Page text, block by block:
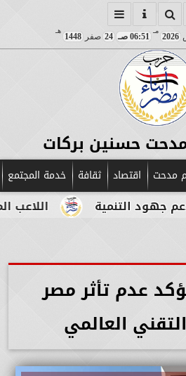
2026
مـ
06:51 صـ 24 صفر1448
هـ
حسنين بركات
مدحت اقتصاد ثقافة خدمة المجتمع
اللاعب التنمية
عدم تأثر مصر
العالمي